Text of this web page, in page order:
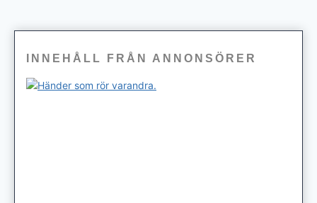
INNEHÅLL FRÅN ANNONSÖRER